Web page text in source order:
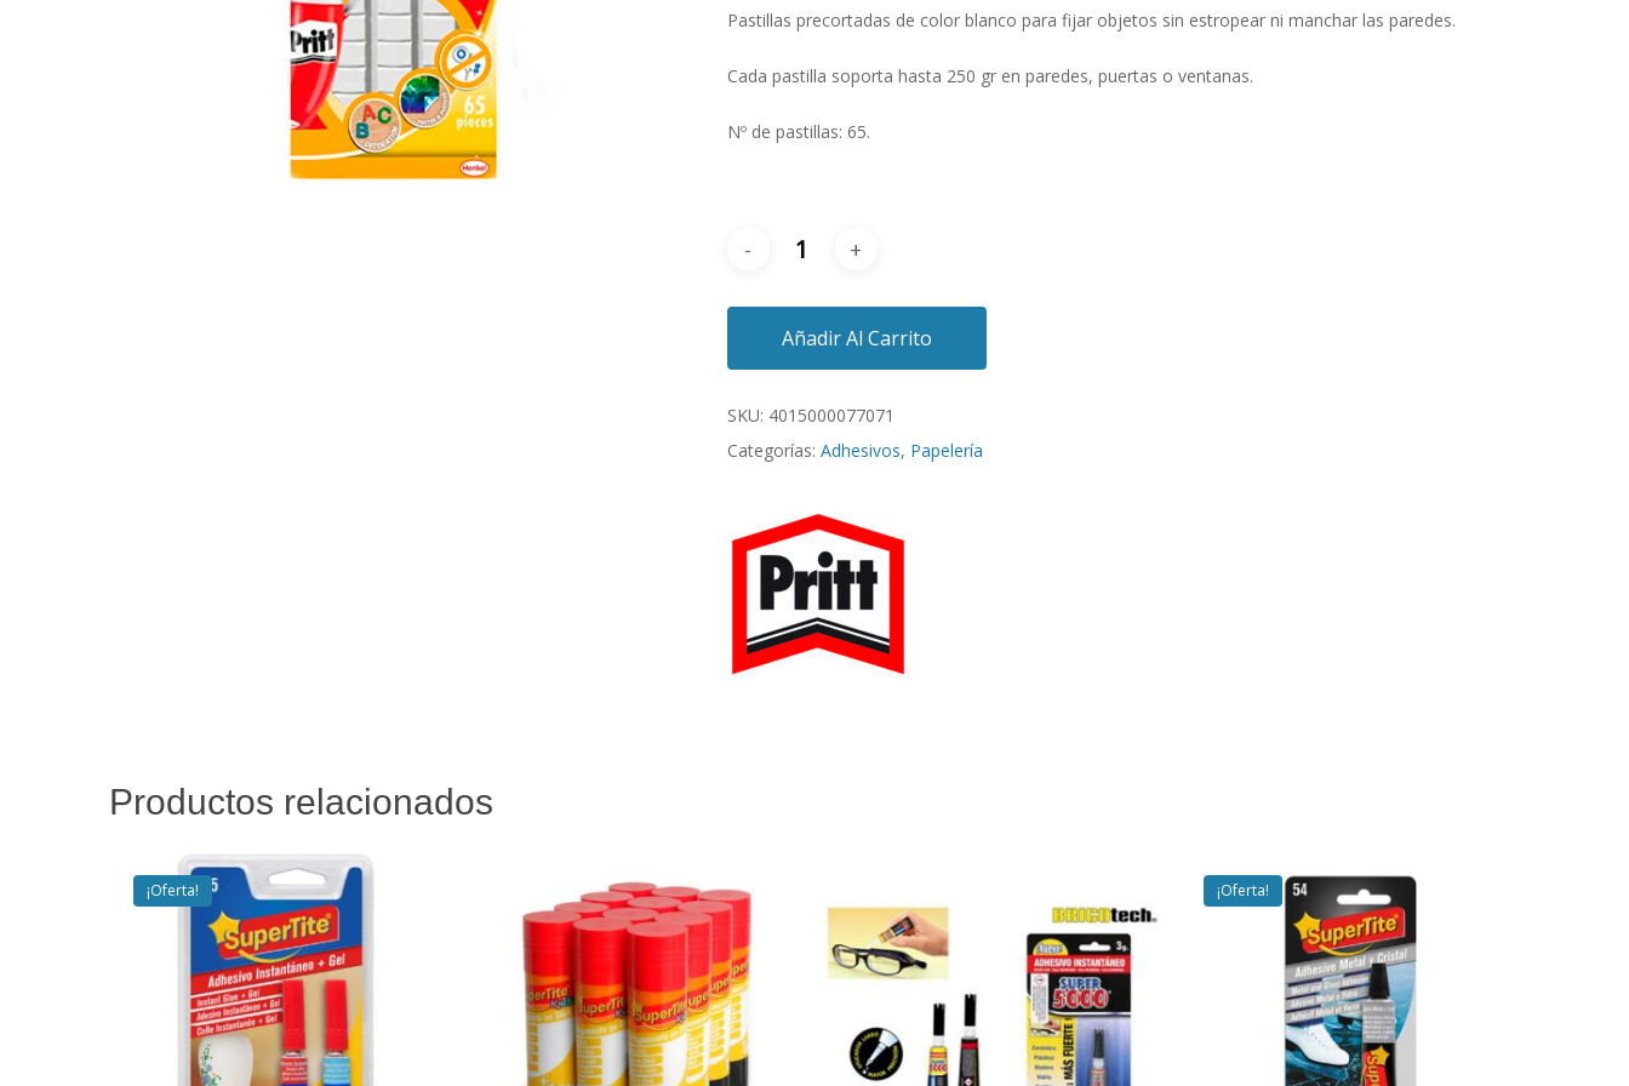
Pastillas precortadas de color blanco para fijar objetos sin estropear ni manchar las paredes.
Cada pastilla soporta hasta 250 gr en paredes, puertas o ventanas.
Nº de pastillas: 65.
Añadir Al Carrito
SKU: 4015000077071
Categorías: Adhesivos, Papelería
Productos relacionados
¡Oferta! ¡Oferta!